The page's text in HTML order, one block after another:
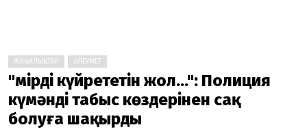
ЖАҢАЛЫҚТАР ӘЛЕУМЕТ
"Өмірді күйрететін жол...": Полиция
күмәнді табыс көздерінен сақ
болуға шақырды